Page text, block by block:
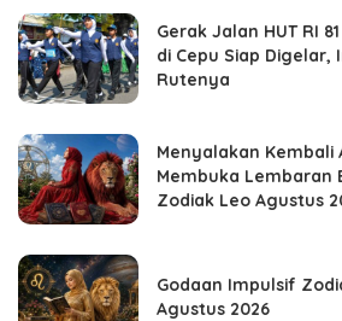
Gerak Jalan HUT RI
di Cepu Siap Digelar,
Rutenya
Menyalakan Kembali
Membuka Lembaran
Zodiak Leo Agustus
Godaan Impulsif
Agustus 2026